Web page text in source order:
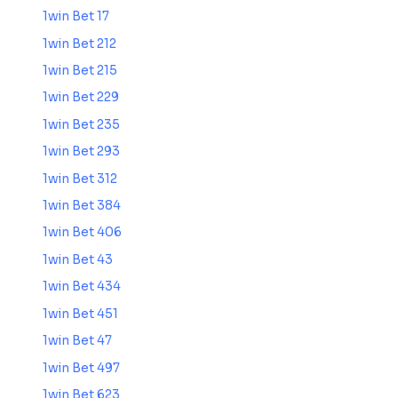
1win Bet 17
1win Bet 212
1win Bet 215
1win Bet 229
1win Bet 235
1win Bet 293
1win Bet 312
1win Bet 384
1win Bet 406
1win Bet 43
1win Bet 434
1win Bet 451
1win Bet 47
1win Bet 497
1win Bet 623